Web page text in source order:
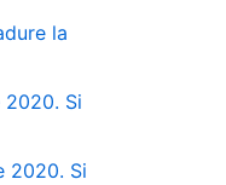
la
Si
2020. Si